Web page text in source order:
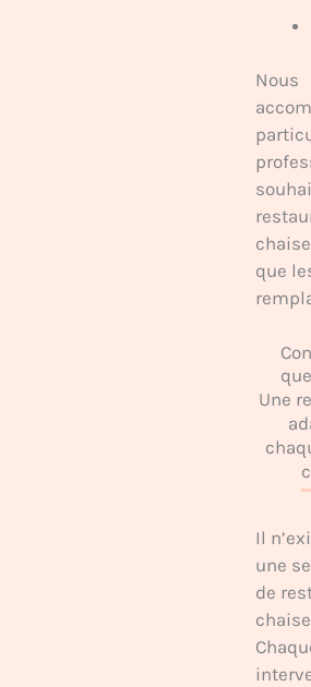
Nous
que
Une
Il
une
de